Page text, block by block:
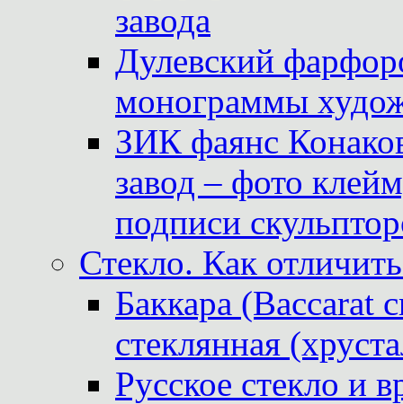
завода
Дулевский
монограммы
ЗИК фаянс
завод – фото
подписи
Стекло. Как
Баккара (Baccarat
стеклянная
Русское стекло и